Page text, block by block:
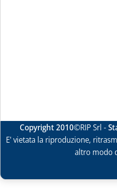
Copyright 2010©RIP Srl -
E' vietata la riproduzione,
altro modo